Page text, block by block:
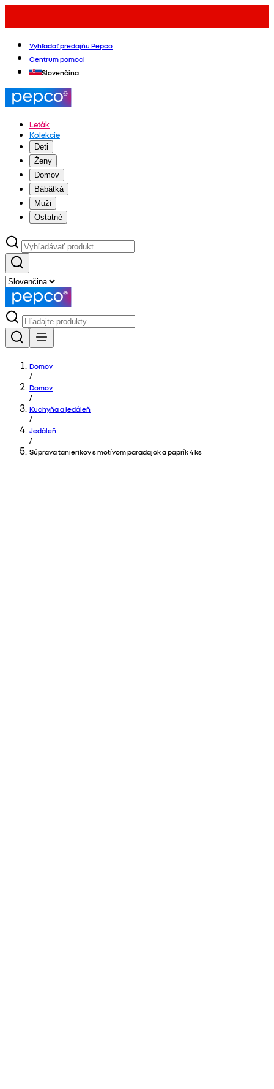
Vyhľadať predajňu Pepco
Centrum pomoci
Slovenčina
Leták
Kolekcie
Deti
Ženy
Domov
Bábätká
Muži
Ostatné
Domov
/
Domov
/
Kuchyňa a jedáleň
/
Jedáleň
/
Súprava tanierikov s motívom paradajok a paprík 4 ks